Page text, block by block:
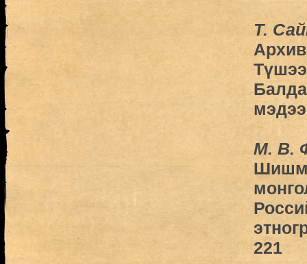
Т.
М. В.
221